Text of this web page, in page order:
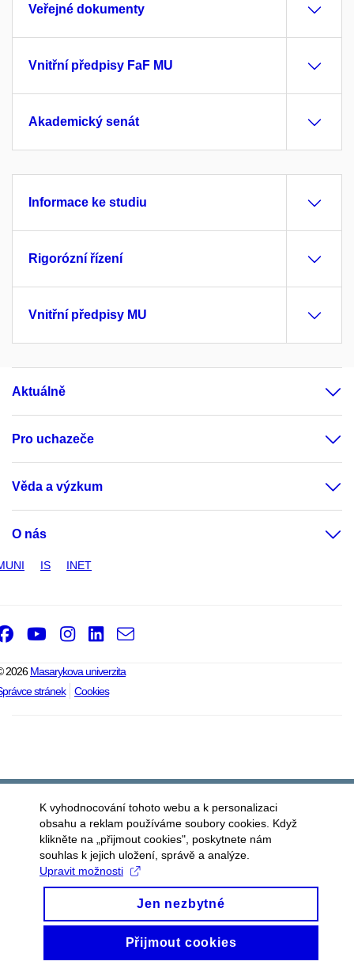
Veřejné dokumenty
Vnitřní předpisy FaF MU
Akademický senát
Informace ke studiu
Rigorózní řízení
Vnitřní předpisy MU
Aktuálně
Pro uchazeče
Věda a výzkum
O nás
IS INET
2026Masarykova univerzita
stránek
Cookies
Facebook
Youtube
Instagram
LinkedIn
e-
K vyhodnocování tohoto webu a k personalizaci
obsahu a reklam používáme soubory cookies. Když
klikněte na „přijmout cookies", poskytnete nám
souhlas k jejich uložení, správě a analýze.
Upravit možnosti
Jen nezbytné
Přijmout cookies